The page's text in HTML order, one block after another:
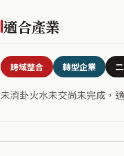
適合產業
跨域整合 轉型企業
未濟卦火水未交尚未完成，